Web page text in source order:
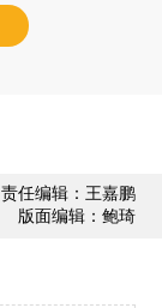
责任编辑：王嘉鹏
版面编辑：鲍琦